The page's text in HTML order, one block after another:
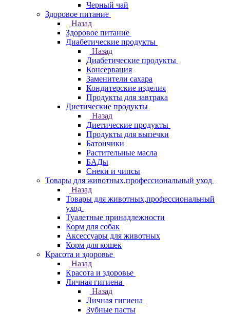
Черный чай
Здоровое питание
Назад
Здоровое питание
Диабетические продукты
Назад
Диабетические продукты
Консервация
Заменители сахара
Кондитерские изделия
Продукты для завтрака
Диетические продукты
Назад
Диетические продукты
Продукты для выпечки
Батончики
Растительные масла
БАДы
Снеки и чипсы
Товары для животных,профессиональный уход
Назад
Товары для животных,профессиональный
уход
Туалетные принадлежности
Корм для собак
Аксессуары для животных
Корм для кошек
Красота и здоровье
Назад
Красота и здоровье
Личная гигиена
Назад
Личная гигиена
Зубные пасты